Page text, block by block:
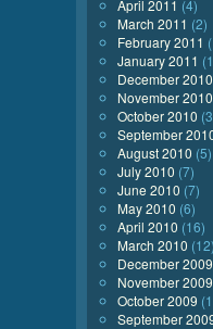
April 2011 (4)
March 2011 (2)
February 2011
January 2011
December 2010
November 2010
October 2010
September
August 2010 (5)
July 2010 (7)
June 2010 (7)
May 2010 (6)
April 2010 (16)
March 2010 (12)
December 2009
November 2009
October 2009
September